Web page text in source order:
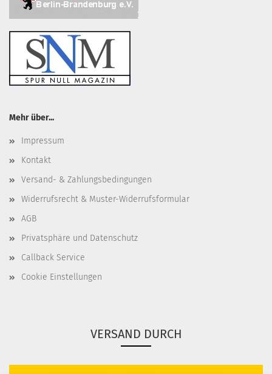
Mehr über...
Impressum
Kontakt
Versand- & Zahlungsbedingungen
Widerrufsrecht & Muster-Widerrufsformular
AGB
Privatsphäre und Datenschutz
Callback Service
Cookie Einstellungen
VERSAND DURCH